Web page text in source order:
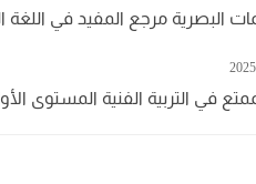
البصرية مرجع المفيد في اللغة
في التربية الفنية المستوى